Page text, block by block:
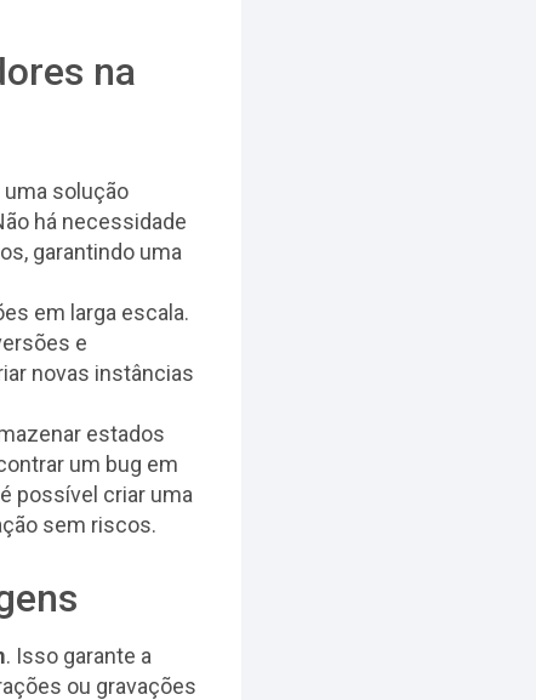
na
solução
há necessidade
garantindo uma
em larga escala.
e
novas instâncias
estados
um bug em
possível criar uma
sem riscos.
. Isso garante a
ou gravações